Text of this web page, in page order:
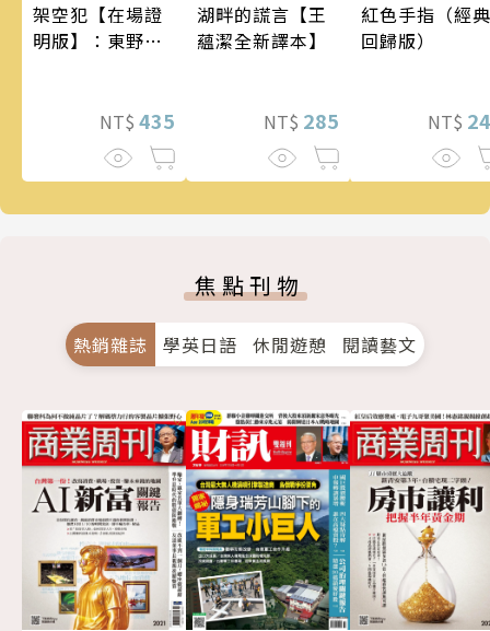
架空犯【在場證
明版】：東野圭
蝠》系列重磅新
NT$ 435
湖畔的謊言【王
蘊潔全新譯本】
NT$ 285
紅色手指（經典
回歸版）
NT$
焦點刊物
熱銷雜誌 學英日語 休閒遊憩 閱讀藝文